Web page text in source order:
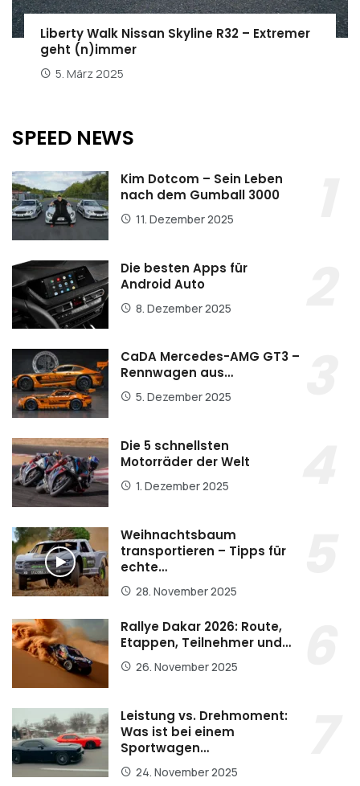
Liberty Walk Nissan Skyline R32 – Extremer
geht (n)immer
5. März 2025
SPEED NEWS
Kim Dotcom – Sein Leben
nach dem Gumball 3000
11. Dezember 2025
Die besten Apps für
Android Auto
8. Dezember 2025
CaDA Mercedes-AMG GT3 –
Rennwagen aus…
5. Dezember 2025
Die 5 schnellsten
Motorräder der Welt
1. Dezember 2025
Weihnachtsbaum
transportieren – Tipps für
echte…
28. November 2025
Rallye Dakar 2026: Route,
Etappen, Teilnehmer und…
26. November 2025
Leistung vs. Drehmoment:
Was ist bei einem
Sportwagen…
24. November 2025